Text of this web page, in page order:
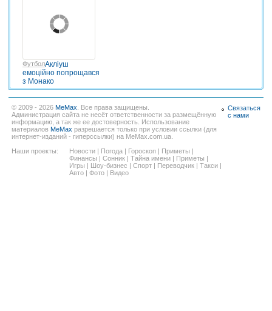
ФутболАкліуш
емоційно попрощався
з Монако
© 2009 - 2026 MeMax . Все права защищены.
Администрация сайта не несёт ответственности за размещённую
информацию, а так же ее достоверность. Использование
материалов MeMax разрешается только при условии ссылки (для
интернет-изданий - гиперссылки) на MeMax.com.ua.
Наши проекты:
Новости | Погода | Гороскоп | Приметы |
Финансы | Сонник | Тайна имени | Приметы |
Игры | Шоу-бизнес | Спорт | Переводчик | Такси |
Авто | Фото | Видео
Связаться
с нами